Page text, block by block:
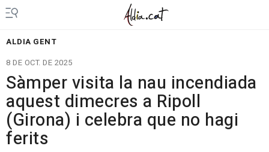
ALDIA GENT
8 DE OCT. DE 2025
Sàmper visita la nau incendiada
aquest dimecres a Ripoll
(Girona) i celebra que no hagi
ferits